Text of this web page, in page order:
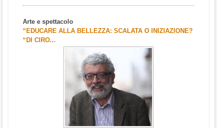
Arte e spettacolo
“EDUCARE ALLA BELLEZZA: SCALATA O INIZIAZIONE?
“DI CIRO...